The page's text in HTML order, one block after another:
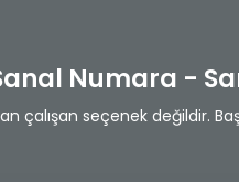
Numara -
çalışan seçenek değildir.